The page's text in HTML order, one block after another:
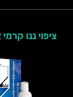
ציפוי ננו קרמי HIKARI SAPFIR